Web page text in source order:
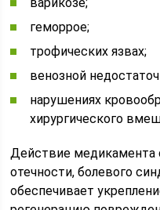
геморрое;
трофических язвах;
венозной
нарушениях
хирургического
Действие медикамента
отечности, болевого
обеспечивает